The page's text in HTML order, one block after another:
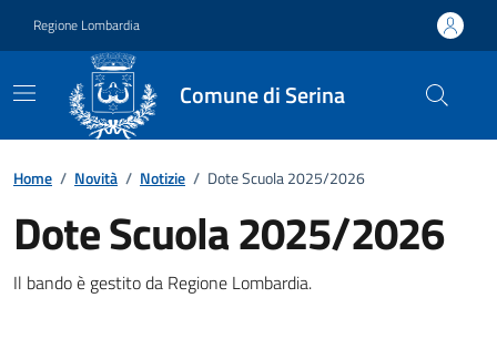
Regione Lombardia
Comune di Serina
Home / Novità / Notizie / Dote Scuola 2025/2026
Dote Scuola 2025/2026
Dettagli della notizia
Il bando è gestito da Regione Lombardia.